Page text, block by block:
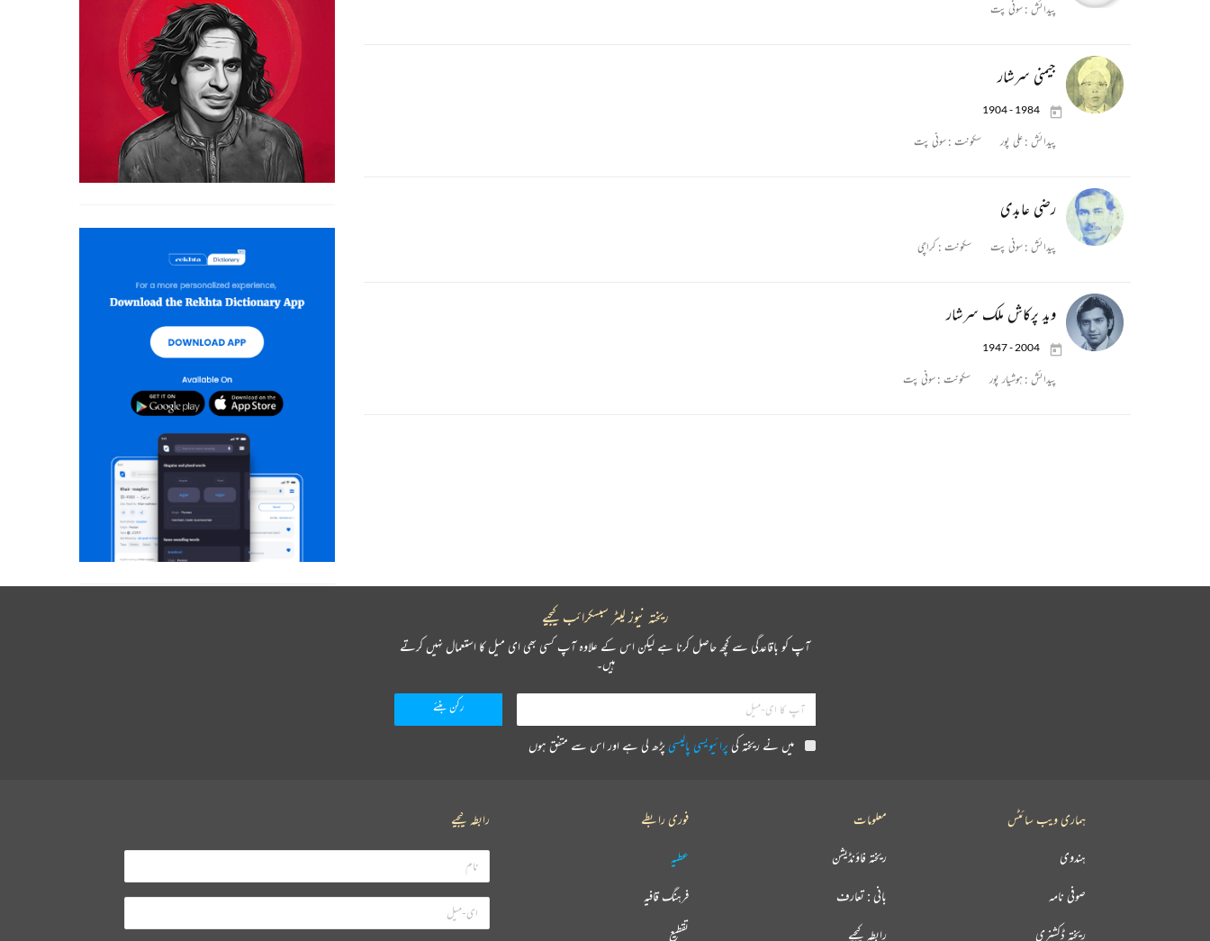
پیدائش :سونی پت
جیمنی سرشار
1904 - 1984
پیدائش : علی پور سکونت :سونی پت
رضی عابدی
پیدائش :سونی پت سکونت :کراچی
وید پرکاش ملک سرشار
1947 - 2004
پیدائش :ہوشیار پور سکونت :سونی پت
ریختہ نیوز لیٹر سبسکرائب کیجیے
آپ کو باقاعدگی سے کچھ حاصل کرنا ہے لیکن اس کے علاوہ آپ کسی بھی ای میل کا استعمال نہیں کرتے
ہیں۔
میں نے ریختہ کی پرائیویسی پالیسی پڑھ لی ہے اور اس سے متفق ہوں
فوری رابطے
عطیہ
فرہنگ قافیہ
تقطیع
معلومات
ریختہ فاؤنڈیشن
بانی : تعارف
رابطہ کیجیے
ہماری ویب سائٹس
ہندوی
صوفی نامہ
ریختہ ڈکشنری
رابطہ کیجیے